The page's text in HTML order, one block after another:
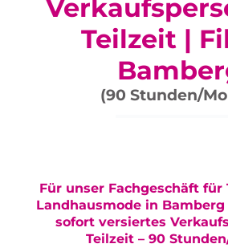
Teilzeit |
(90 Stunden/
Für unser Fachgeschäft für
Landhausmode in
sofort versiertes
Teilzeit – 90